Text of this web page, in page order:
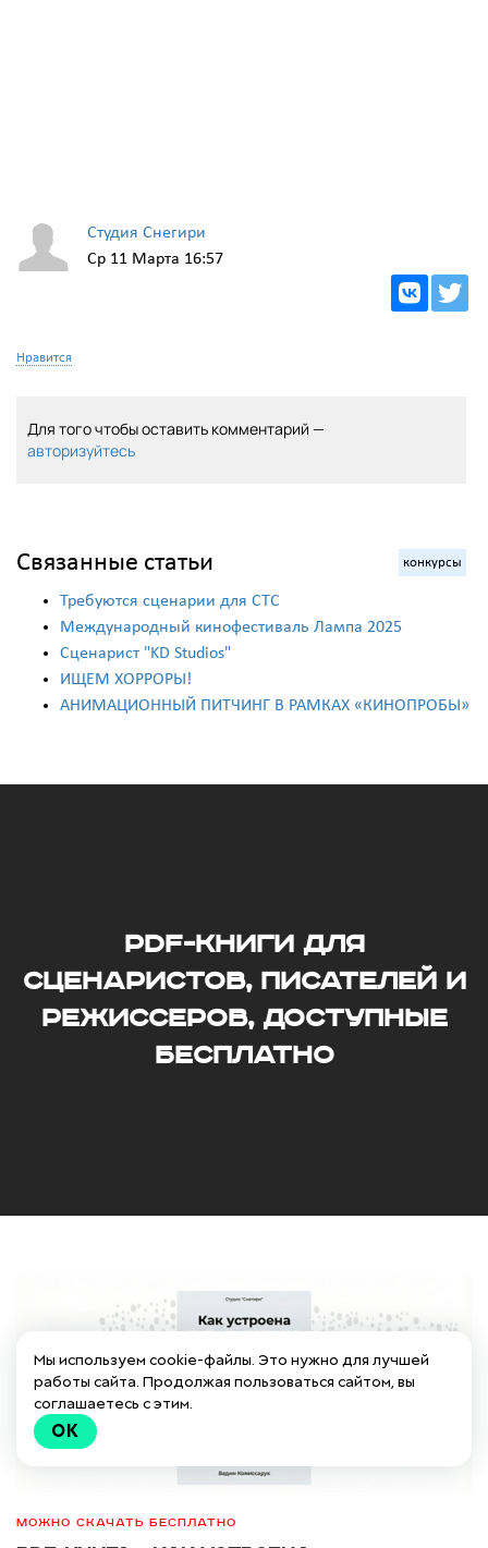
Студия Снегири
Ср 11 Марта 16:57
Нравится
Для того чтобы оставить комментарий —
авторизуйтесь
конкурсы
Связанные статьи
Требуются сценарии для СТС
Международный кинофестиваль Лампа 2025
Сценарист "KD Studios"
ИЩЕМ ХОРРОРЫ!
АНИМАЦИОННЫЙ ПИТЧИНГ В РАМКАХ «КИНОПРОБЫ»
PDF-книги для
сценаристов, писателей и
режиссеров, доступные
бесплатно
Можно скачать бесплатно
Мы используем cookie-файлы. Это нужно для лучшей
работы сайта. Продолжая пользоваться сайтом, вы
соглашаетесь с этим.
OK